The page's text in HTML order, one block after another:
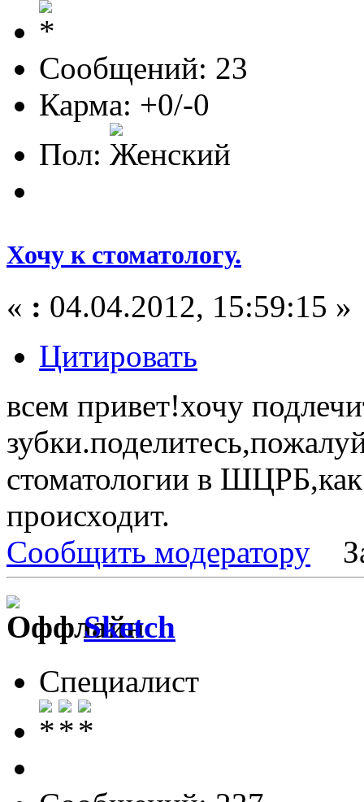
Сообщений: 23
Карма: +0/-0
Пол:
Хочу к стоматологу.
« : 04.04.2012, 15:59:15 »
Цитировать
всем привет!хочу
стоматологии в
происходит.
Сообщить модератору
Sketch
Специалист